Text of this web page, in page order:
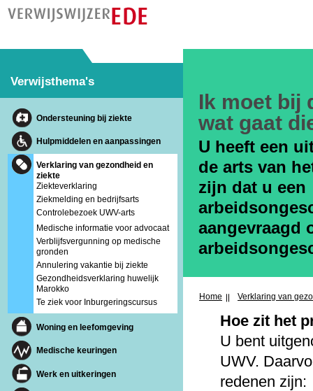
Verwijsthema's
Ondersteuning bij ziekte
Hulpmiddelen en aanpassingen
Verklaring van gezondheid en
ziekte
Ziekteverklaring
Ziekmelding en bedrijfsarts
Controlebezoek UWV-arts
Medische informatie voor advocaat
Verblijfsvergunning op medische
gronden
Annulering vakantie bij ziekte
Gezondheidsverklaring huwelijk
Marokko
Te ziek voor Inburgeringscursus
Woning en leefomgeving
Medische keuringen
Werk en uitkeringen
Ik moet bij
wat gaat
U heeft een
de arts van
zijn dat u een
aangevraagd
Home Verklaring van
Hoe zit het
U bent
UWV.
redenen zijn: